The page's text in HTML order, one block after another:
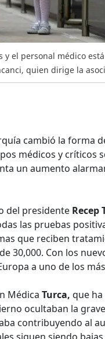
y el personal médico
quien dirige la
cambió la forma
médicos y críticos
un aumento
del presidente Recep
las pruebas
que reciben
30,000. Con los
a uno de los
Médica Turca, que
ocultaban la
contribuyendo al